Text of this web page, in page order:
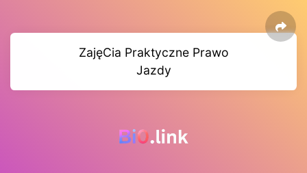
ZajęCia Praktyczne Prawo
Jazdy